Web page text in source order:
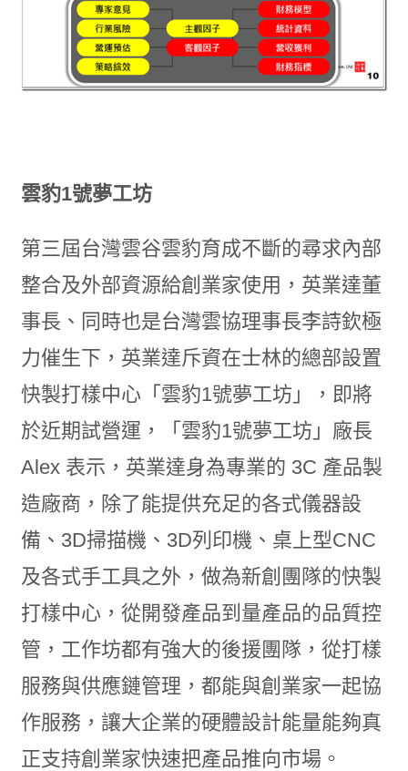
雲豹1號夢工坊
第三屆台灣雲谷雲豹育成不斷的尋求內部
整合及外部資源給創業家使用，英業達董
事長、同時也是台灣雲協理事長李詩欽極
力催生下，英業達斥資在士林的總部設置
快製打樣中心「雲豹1號夢工坊」，即將
於近期試營運，「雲豹1號夢工坊」廠長
Alex 表示，英業達身為專業的 3C 產品製
造廠商，除了能提供充足的各式儀器設
備、3D掃描機、3D列印機、桌上型CNC
及各式手工具之外，做為新創團隊的快製
打樣中心，從開發產品到量產品的品質控
管，工作坊都有強大的後援團隊，從打樣
服務與供應鏈管理，都能與創業家一起協
作服務，讓大企業的硬體設計能量能夠真
正支持創業家快速把產品推向市場。